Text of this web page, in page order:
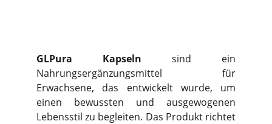
GLPura Kapseln sind ein
Nahrungsergänzungsmittel für
Erwachsene, das entwickelt wurde, um
einen bewussten und ausgewogenen
Lebensstil zu begleiten. Das Produkt richtet